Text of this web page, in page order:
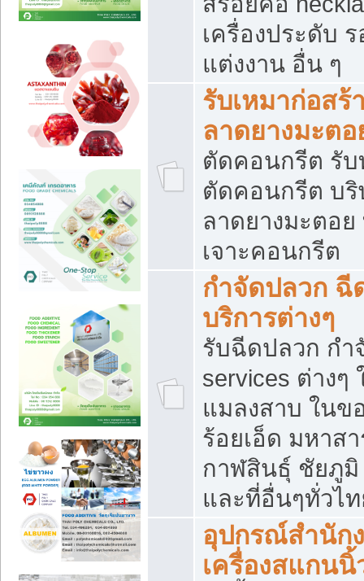
เครื่องประดับ ร
แต่งงาน อื่น ๆ
รับเหมาก่อส
ลาดยางมะต
ตัดคอนกรีต รับ
ตัดคอนกรีต บริ
ลาดยางมะตอ
เจาะคอนกรีต
กำจัดปลวก ฉี
บริการต่างๆ
รับฉีดปลวก กำ
services ต่าง
แมลงสาบ ใน
ร้อยเอ็ด มหาส
กาฬสินธุ์ ชัยภู
และที่อื่นๆทั่วไ
อุปกรณ์สำนัก
เครื่องสแกนนิ้